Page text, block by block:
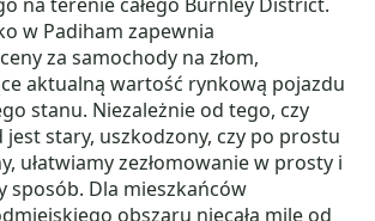
w Padiham zapewnia
za samochody na złom,
aktualną wartość rynkową pojazdu
stanu. Niezależnie od tego, czy
jest stary, uszkodzony, czy po prostu
ułatwiamy zezłomowanie w prosty i
sposób. Dla mieszkańców
obszaru niecałą milę od